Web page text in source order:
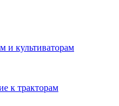
и культиваторам
к тракторам